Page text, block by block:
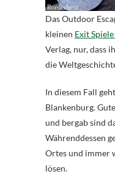
Das Outdoor Escape Game erinnert an diese
kleinen Exit
Verlag, nur, dass
die
In diesem Fall
Blankenburg.
und bergab sind
Währenddessen
Ortes und immer
lösen.